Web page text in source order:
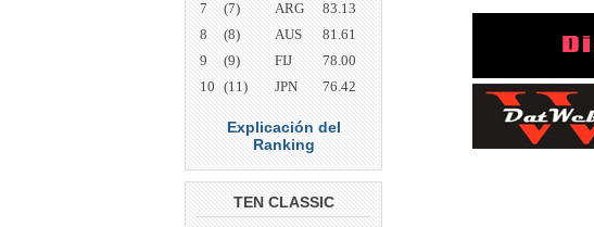
7
(7) ARG
83.13
8
(8) AUS
81.61
9
(9) FIJ
78.00
10 (11) JPN 76.42
Explicación del
Ranking
TEN CLASSIC